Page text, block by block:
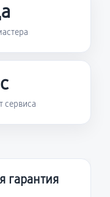
сервиса
гарантия